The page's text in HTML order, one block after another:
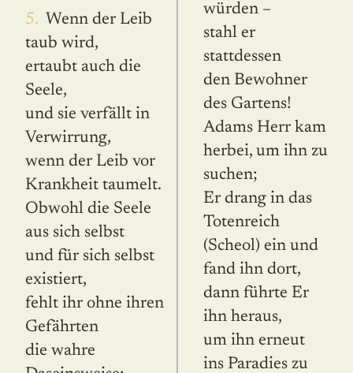
5. Wenn der Leib
taub wird,
ertaubt auch die
Seele,
und sie verfällt in
Verwirrung,
wenn der Leib vor
Krankheit taumelt.
Obwohl die Seele
aus sich selbst
und für sich selbst
existiert,
fehlt ihr ohne ihren
Gefährten
die wahre
würden –
stahl er
stattdessen
den Bewohner
des Gartens!
Adams Herr kam
herbei, um ihn zu
suchen;
Er drang in das
Totenreich
(Scheol) ein und
fand ihn dort,
dann führte Er
ihn heraus,
um ihn erneut
ins Paradies zu